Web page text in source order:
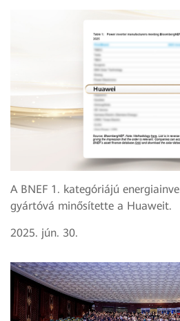
A BNEF 1. kategóriájú
gyártóvá minősítette a Huaweit.
2025. jún. 30.